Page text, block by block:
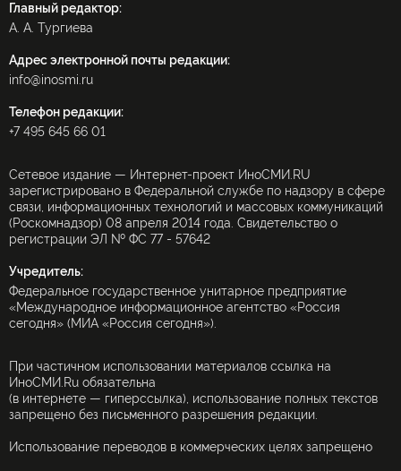
Главный редактор:
А. А. Тургиева
Адрес электронной почты редакции:
info@inosmi.ru
Телефон редакции:
+7 495 645 66 01
Сетевое издание — Интернет-проект ИноСМИ.RU
зарегистрировано в Федеральной службе по надзору в сфере
связи, информационных технологий и массовых коммуникаций
(Роскомнадзор) 08 апреля 2014 года. Свидетельство о
регистрации ЭЛ № ФС 77 - 57642
Учредитель:
Федеральное государственное унитарное предприятие
«Международное информационное агентство «Россия
сегодня» (МИА «Россия сегодня»).
При частичном использовании материалов ссылка на
ИноСМИ.Ru обязательна
(в интернете — гиперссылка), использование полных текстов
запрещено без письменного разрешения редакции.
Использование переводов в коммерческих целях запрещено